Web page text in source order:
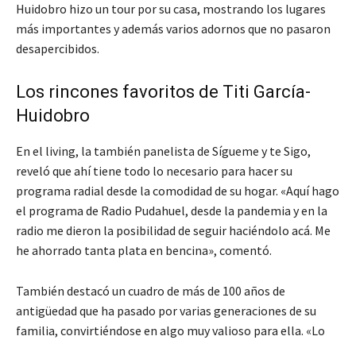
Huidobro hizo un tour por su casa, mostrando los lugares
más importantes y además varios adornos que no pasaron
desapercibidos.
Los rincones favoritos de Titi García-
Huidobro
En el living, la también panelista de Sígueme y te Sigo,
reveló que ahí tiene todo lo necesario para hacer su
programa radial desde la comodidad de su hogar. «Aquí hago
el programa de Radio Pudahuel, desde la pandemia y en la
radio me dieron la posibilidad de seguir haciéndolo acá. Me
he ahorrado tanta plata en bencina», comentó.
También destacó un cuadro de más de 100 años de
antigüedad que ha pasado por varias generaciones de su
familia, convirtiéndose en algo muy valioso para ella. «Lo